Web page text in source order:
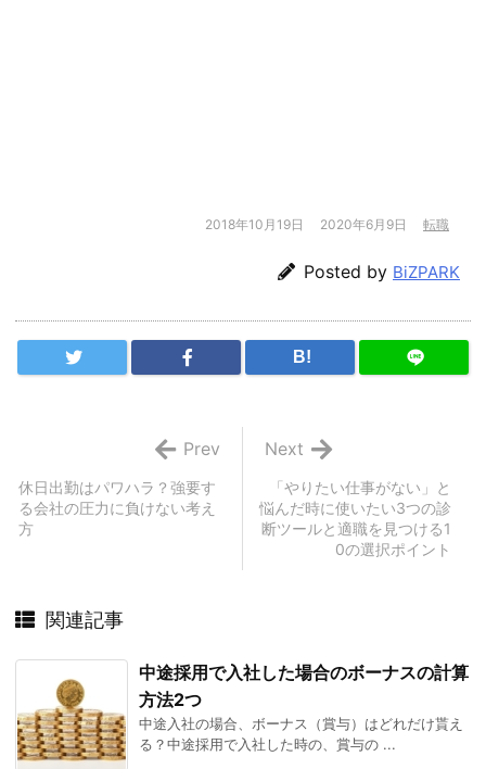
2018年10月19日 2020年6月9日 転職
Posted by BiZPARK
B!
「やりたい仕事がない」と
悩んだ時に使いたい3つの診
断ツールと適職を見つける1
0の選択ポイント
Next
休日出勤はパワハラ？強要す
る会社の圧力に負けない考え
方
Prev
関連記事
中途採用で入社した場合のボーナスの計算
方法2つ
中途入社の場合、ボーナス（賞与）はどれだけ貰え
る？中途採用で入社した時の、賞与の ...